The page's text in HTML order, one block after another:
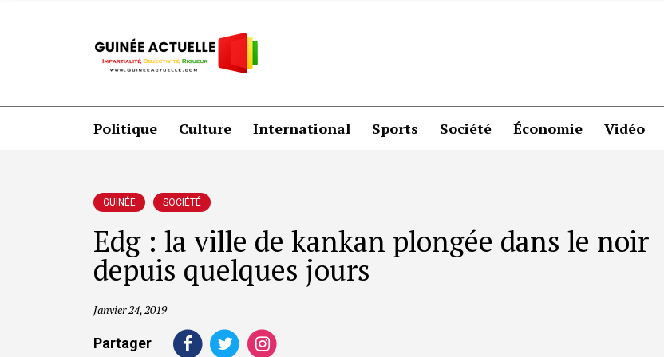
Politique Culture International Sports Société Économie Vidéo
GUINÉE SOCIÉTÉ
Edg : la ville de kankan plongée dans le noir
depuis quelques jours
Janvier 24, 2019
Partager